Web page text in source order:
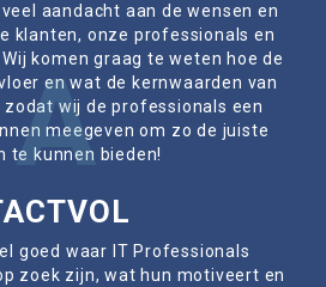
aandacht aan de wensen en
klanten, onze professionals en
komen graag te weten hoe de
en wat de kernwaarden van
wij de professionals een
meegeven om zo de juiste
te kunnen bieden!
A
goed waar IT Professionals
zoek zijn, wat hun motiveert en